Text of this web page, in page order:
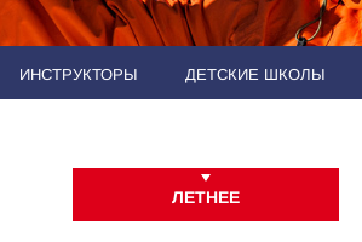
ИНСТРУКТОРЫ ДЕТСКИЕ ШКОЛЫ
ЛЕТНЕЕ